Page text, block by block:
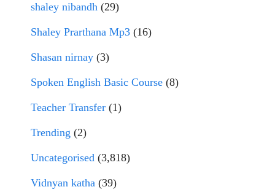
shaley nibandh (29)
Shaley Prarthana Mp3 (16)
Shasan nirnay (3)
Spoken English Basic Course (8)
Teacher Transfer (1)
Trending (2)
Uncategorised (3,818)
Vidnyan katha (39)